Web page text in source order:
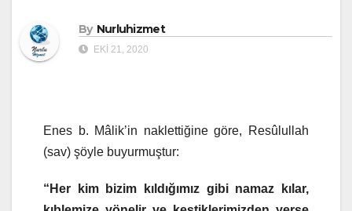
By Nurluhizmet
EKI 21, 2020
Enes b. Mâlik’in naklettiğine göre, Resûlullah
(sav) şöyle buyurmuştur:
“Her kim bizim kıldığımız gibi namaz kılar,